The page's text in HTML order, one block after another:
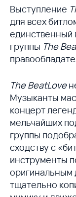
Выступление
для всех
единственный
группы The
The BeatLove
Музыканты
концерт
мельчайших
группы
сходству с
инструменты
оригинальным
тщательно